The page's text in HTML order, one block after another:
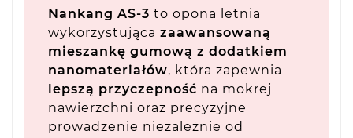
Nankang AS-3 to opona letnia
wykorzystująca zaawansowaną
mieszankę gumową z dodatkiem
nanomateriałów, która zapewnia
lepszą przyczepność na mokrej
nawierzchni oraz precyzyjne
prowadzenie niezależnie od